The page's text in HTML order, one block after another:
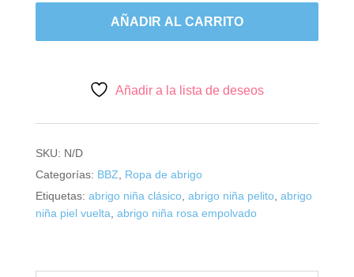
rosa
AÑADIR AL CARRITO
Añadir a la lista de deseos
SKU: N/D
Categorías: BBZ, Ropa de abrigo
Etiquetas: abrigo niña clásico, abrigo niña pelito, abrigo
niña piel vuelta, abrigo niña rosa empolvado